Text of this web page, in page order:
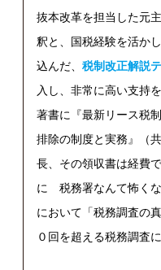
抜本改革を担当した元
釈と、国税経験を活か
込んだ、 税制改正解説
入し、非常に高い支持
著書に『最新リース税
排除の制度と実務』（
長、その領収書は経費
に 税務署なんて怖く
において「税務調査の
０回を超える税務調査